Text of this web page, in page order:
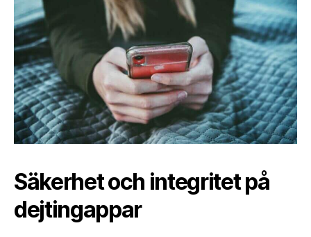
Säkerhet och integritet på
dejtingappar